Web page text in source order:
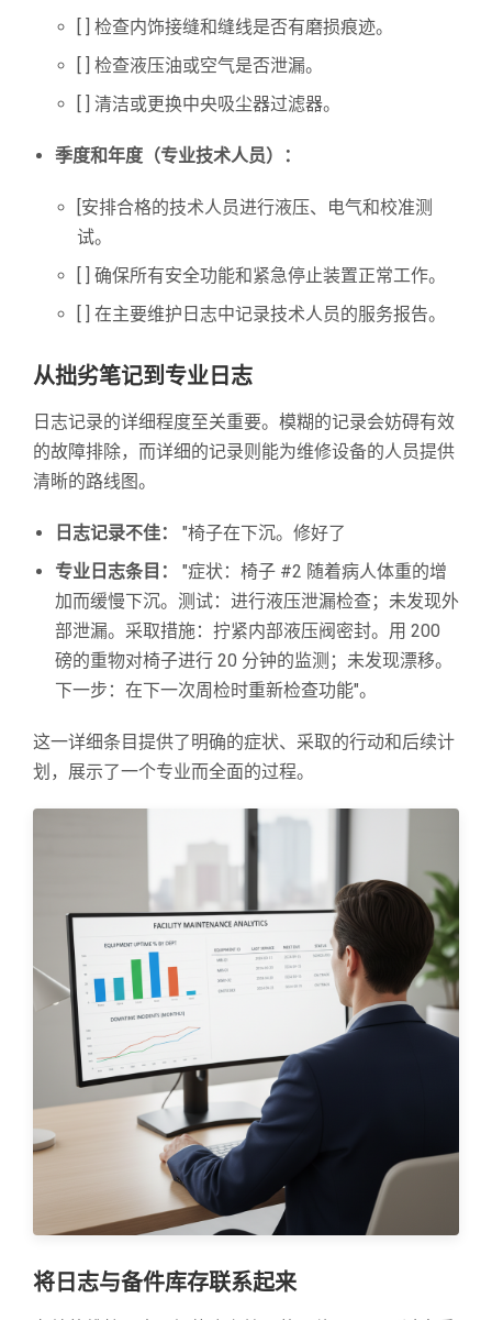
[ ] 检查内饰接缝和缝线是否有磨损痕迹。
[ ] 检查液压油或空气是否泄漏。
[ ] 清洁或更换中央吸尘器过滤器。
季度和年度（专业技术人员）：
[安排合格的技术人员进行液压、电气和校准测
试。
[ ] 确保所有安全功能和紧急停止装置正常工作。
[ ] 在主要维护日志中记录技术人员的服务报告。
从拙劣笔记到专业日志
日志记录的详细程度至关重要。模糊的记录会妨碍有效
的故障排除，而详细的记录则能为维修设备的人员提供
清晰的路线图。
日志记录不佳：
"椅子在下沉。修好了
专业日志条目：
"症状：椅子 #2 随着病人体重的增
加而缓慢下沉。测试：进行液压泄漏检查；未发现外
部泄漏。采取措施：拧紧内部液压阀密封。用 200
磅的重物对椅子进行 20 分钟的监测；未发现漂移。
下一步：在下一次周检时重新检查功能"。
这一详细条目提供了明确的症状、采取的行动和后续计
划，展示了一个专业而全面的过程。
将日志与备件库存联系起来